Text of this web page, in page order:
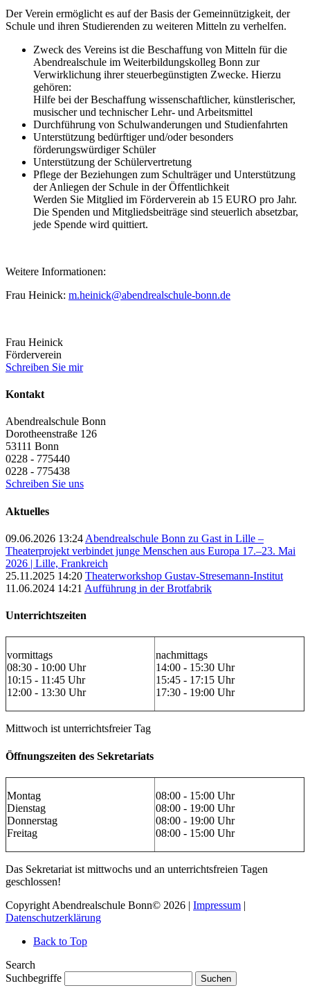
Der Verein ermöglicht es auf der Basis der Gemeinnützigkeit, der
Schule und ihren Studierenden zu weiteren Mitteln zu verhelfen.
Zweck des Vereins ist die Beschaffung von Mitteln für die
Abendrealschule im Weiterbildungskolleg Bonn zur
Verwirklichung ihrer steuerbegünstigten Zwecke. Hierzu
gehören:
Hilfe bei der Beschaffung wissenschaftlicher, künstlerischer,
musischer und technischer Lehr- und Arbeitsmittel
Durchführung von Schulwanderungen und Studienfahrten
Unterstützung bedürftiger und/oder besonders
förderungswürdiger Schüler
Unterstützung der Schülervertretung
Pflege der Beziehungen zum Schulträger und Unterstützung
der Anliegen der Schule in der Öffentlichkeit
Werden Sie Mitglied im Förderverein ab 15 EURO pro Jahr.
Die Spenden und Mitgliedsbeiträge sind steuerlich absetzbar,
jede Spende wird quittiert.
Weitere Informationen:
Frau Heinick: m.heinick@abendrealschule-bonn.de
Frau Heinick
Förderverein
Schreiben Sie mir
Kontakt
Abendrealschule Bonn
Dorotheenstraße 126
53111 Bonn
0228 - 775440
0228 - 775438
Schreiben Sie uns
Aktuelles
09.06.2026 13:24 Abendrealschule Bonn zu Gast in Lille –
Theaterprojekt verbindet junge Menschen aus Europa 17.–23. Mai
2026 | Lille, Frankreich
25.11.2025 14:20 Theaterworkshop Gustav-Stresemann-Institut
11.06.2024 14:21 Aufführung in der Brotfabrik
Unterrichtszeiten
vormittags
08:30 - 10:00 Uhr
10:15 - 11:45 Uhr
12:00 - 13:30 Uhr
nachmittags
14:00 - 15:30 Uhr
15:45 - 17:15 Uhr
17:30 - 19:00 Uhr
Mittwoch ist unterrichtsfreier Tag
Öffnungszeiten des Sekretariats
Montag
Dienstag
Donnerstag
Freitag
08:00 - 15:00 Uhr
08:00 - 19:00 Uhr
08:00 - 19:00 Uhr
08:00 - 15:00 Uhr
Das Sekretariat ist mittwochs und an unterrichtsfreien Tagen
geschlossen!
Copyright Abendrealschule Bonn© 2026 | Impressum |
Datenschutzerklärung
Back to Top
Search
Suchbegriffe
Suchen